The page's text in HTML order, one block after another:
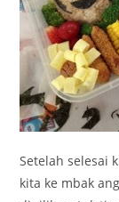
Setelah selesai
kita ke mbak